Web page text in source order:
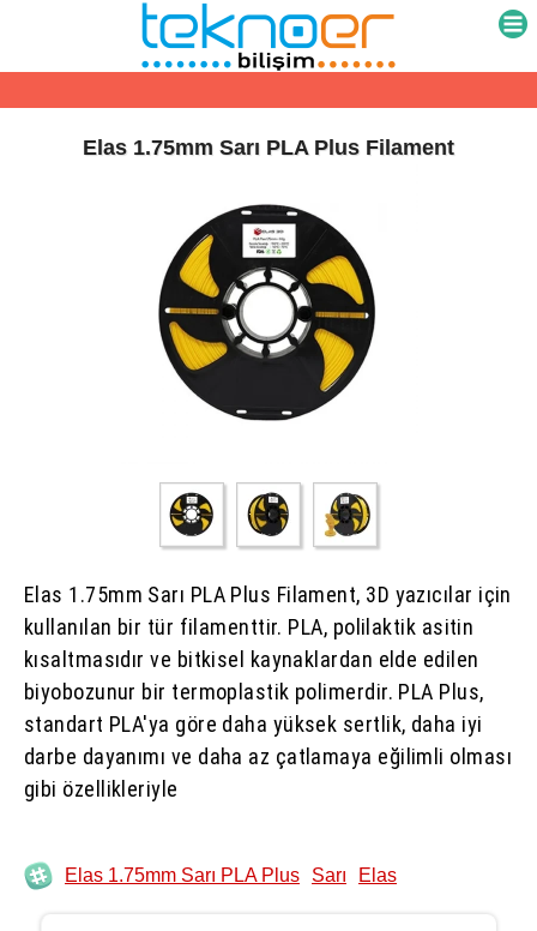
Elas 1.75mm Sarı PLA Plus Filament
Elas 1.75mm Sarı PLA Plus Filament, 3D yazıcılar için
kullanılan bir tür filamenttir. PLA, polilaktik asitin
kısaltmasıdır ve bitkisel kaynaklardan elde edilen
biyobozunur bir termoplastik polimerdir. PLA Plus,
standart PLA'ya göre daha yüksek sertlik, daha iyi
darbe dayanımı ve daha az çatlamaya eğilimli olması
gibi özellikleriyle
Elas 1.75mm Sarı PLA Plus Sarı Elas